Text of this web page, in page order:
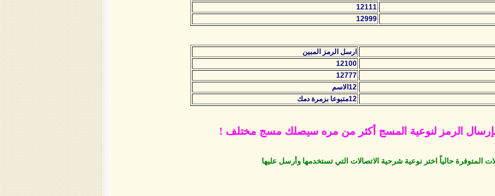
12111
12999
ارسل الرمز المبين
12100
12777
12الاسم
12متبوعا بزمرة دمك
الرمز لنوعية المسج أكثر من مره سيصلك مسج مختلف !
المتوفرة حالياً اختر نوعية شرحية الاتصالات التي تستخدمها وأرسل عليها